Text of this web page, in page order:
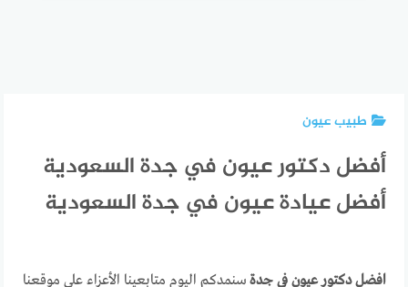
طبيب عيون
أفضل دكتور عيون في جدة السعودية
أفضل عيادة عيون في جدة السعودية
افضل دكتور عيون في جدة سنمدكم اليوم متابعينا الأعزاء على موقعنا